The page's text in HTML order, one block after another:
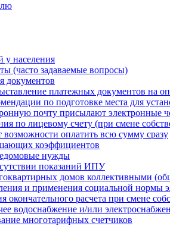
у населения
(часто задаваемые вопросы)
документов
платежных документов на
по подготовке места для
почту присылают электронные
по лицевому счету (при смене
возможности оплатить всю сумму сразу
коэффициентов
нужды
показаний ИПУ
домов коллективными
и применения социальной нормы
окончательного расчета при смене
водоснабжение и/или
многотарифных счетчиков